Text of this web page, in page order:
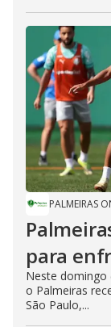
PALMEIRAS
para
Neste domingo
o Palmeiras
São Paulo,...